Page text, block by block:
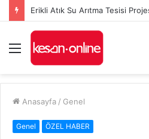
Menü
Anasayfa / Genel
Genel ÖZEL HABER